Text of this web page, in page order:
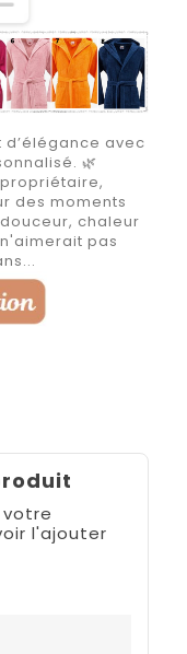
avec
🌿
des moments
chaleur
pas
l'ajouter